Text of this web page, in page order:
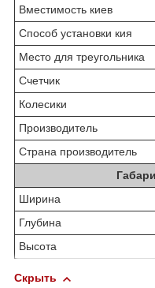
Вместимость киев
Способ установки кия
Место для треугольника
Счетчик
Колесики
Производитель
Страна производитель
Ширина
Глубина
Высота
Скрыть